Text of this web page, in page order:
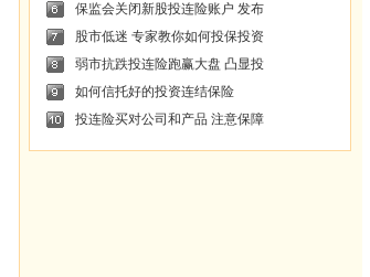
保监会关闭新股投连险账户 发布
股市低迷 专家教你如何投保投资
弱市抗跌投连险跑赢大盘 凸显投
如何信托好的投资连结保险
投连险买对公司和产品 注意保障